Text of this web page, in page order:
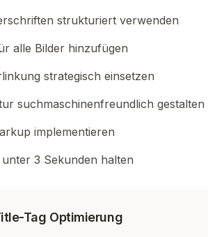
strukturiert verwenden
alle Bilder hinzufügen
strategisch einsetzen
suchmaschinenfreundlich gestalten
implementieren
unter 3 Sekunden halten
Tag Optimierung